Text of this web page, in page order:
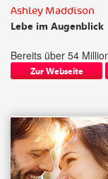
Ashley Maddison
Lebe im Augenblick
Bereits über 54
Zur Webseite